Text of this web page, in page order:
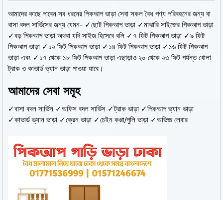
আমাদের কাছে পাবেন সব ধরনের পিকআপ ভাড়া সেবা সকল বৈধ পণ্য পরিবহনের জন্য বা
বাসা বদল সার্ভিসের জন্য যেমন- ✓ছোট পিকআপ ভাড়া ✓মাঝারি সাইজের পিকআপ ভাড়া
✓বড় পিকআপ ভাড়া অথবা যদি সাইজ হিসেবে বলি ✓৭ ফিট পিকআপ ভাড়া ✓৯ ফিট
পিকআপ ভাড়া ✓১২ ফিট পিকআপ ভাড়া ✓১৪ ফিট পিকআপ ভাড়া ✓১৬ ফিট পিকআপ
ভাড়া এবং ✓১৭ থেকে ১৮ ফিট পিকআপ ভাড়া এছাড়াও ২০ থেকে ২৩ ফিট পর্যন্ত খোলা
ট্রাক ও কাভার্ড ভ্যান ভাড়া পাওয়া যাবে।
আমাদের সেবা সমূহ
✓বাসা বদল সার্ভিস ✓অফিস বদল সার্ভিস ✓ট্রাক ভাড়া ✓পিকআপ ভ্যান ভাড়া
✓কাভার্ড ভ্যান ভাড়া ✓ক্রেন ভাড়া ✓চেইন কপ্পা/পুলি ভাড়া ✓অভিজ্ঞ লেবার